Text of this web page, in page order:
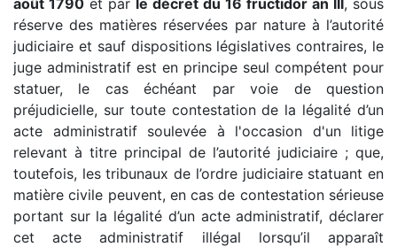
réserve des matières réservées par nature à l’autorité
judiciaire et sauf dispositions législatives contraires, le
juge administratif est en principe seul compétent pour
statuer, le cas échéant par voie de question
préjudicielle, sur toute contestation de la légalité d’un
acte administratif soulevée à l'occasion d'un litige
relevant à titre principal de l’autorité judiciaire ; que,
toutefois, les tribunaux de l’ordre judiciaire statuant en
matière civile peuvent, en cas de contestation sérieuse
portant sur la légalité d’un acte administratif, déclarer
cet acte administratif illégal lorsqu’il apparaît